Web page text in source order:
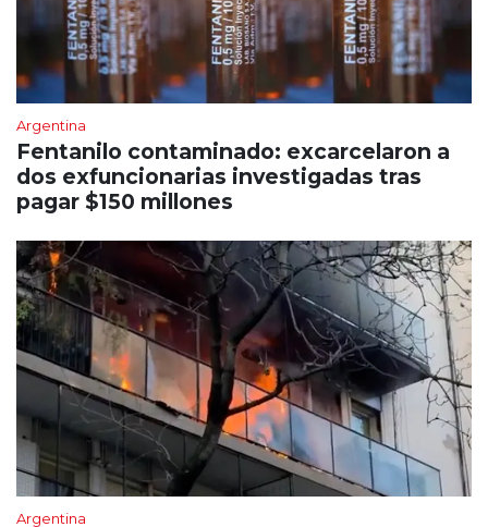
Argentina
Fentanilo contaminado: excarcelaron a
dos exfuncionarias investigadas tras
pagar $150 millones
Argentina